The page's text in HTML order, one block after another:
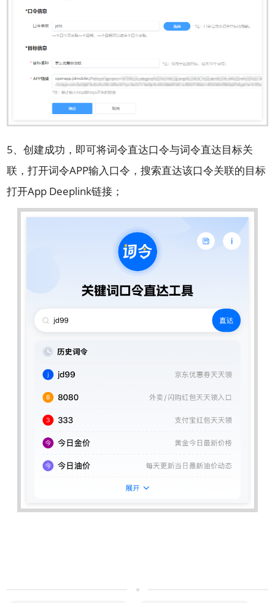
5、创建成功，即可将词令直达口令与词令直达目标关
联，打开词令APP输入口令，搜索直达该口令关联的目标
打开App Deeplink链接；